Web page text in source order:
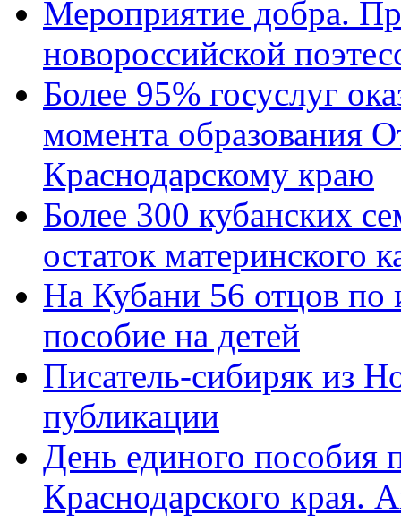
Мероприятие добра.
новороссийской
Более 95% госуслуг
момента образования
Краснодарскому краю
Более 300 кубанских
остаток материнского
На Кубани 56 отцов по
пособие на детей
Писатель-сибиряк из
публикации
День единого пособия
Краснодарского края.